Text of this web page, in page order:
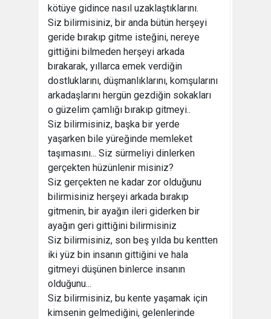
kötüye gidince nasıl uzaklaştıklarını.
Siz bilirmisiniz, bir anda bütün herşeyi
geride bırakıp gitme isteğini, nereye
gittiğini bilmeden herşeyi arkada
bırakarak, yıllarca emek verdiğin
dostluklarını, düşmanlıklarını, komşularını
arkadaşlarını hergün gezdiğin sokakları
o güzelim çamlığı bırakıp gitmeyi..
Siz bilirmisiniz, başka bir yerde
yaşarken bile yüreğinde memleket
taşımasını... Siz sürmeliyi dinlerken
gerçekten hüzünlenir misiniz?
Siz gerçekten ne kadar zor olduğunu
bilirmisiniz herşeyi arkada bırakıp
gitmenin, bir ayağın ileri giderken bir
ayağın geri gittiğini bilirmisiniz
Siz bilirmisiniz, son beş yılda bu kentten
iki yüz bin insanın gittiğini ve hala
gitmeyi düşünen binlerce insanın
olduğunu...
Siz bilirmisiniz, bu kente yaşamak için
kimsenin gelmediğini, gelenlerinde